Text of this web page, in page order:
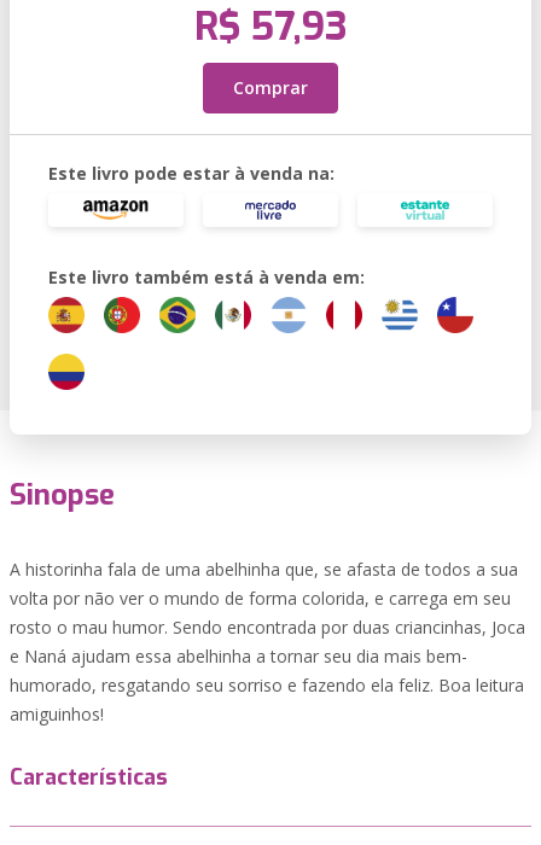
R$ 57,93
Comprar
Este livro pode estar à venda na:
Este livro também está à venda em:
Sinopse
A historinha fala de uma abelhinha que, se afasta de todos a sua
volta por não ver o mundo de forma colorida, e carrega em seu
rosto o mau humor. Sendo encontrada por duas criancinhas, Joca
e Naná ajudam essa abelhinha a tornar seu dia mais bem-
humorado, resgatando seu sorriso e fazendo ela feliz. Boa leitura
amiguinhos!
Características